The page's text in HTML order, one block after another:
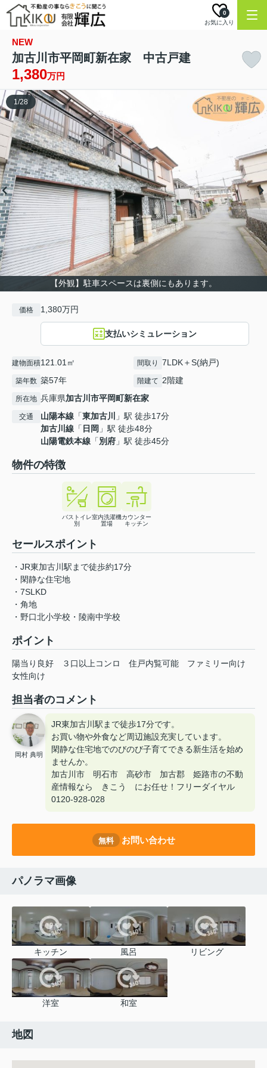
お気に入り
0
NEW
加古川市平岡町新在家 中古戸建
1,380万円
【外観】駐車スペースは裏側にもあります。
1/28
価格 1,380万円
支払いシミュレーション
建物面積121.01㎡ 間取り 7LDK＋S(納戸)
築年数 築57年 階建て 2階建
所在地 兵庫県加古川市平岡町新在家
交通 山陽本線 「東加古川
」駅 徒歩17分
加古川線 「 日岡 」駅 徒歩48分
山陽電鉄本線 「別府 」駅 徒歩45分
物件の特徴
バストイレ
別
室内洗濯機
置場
カウンター
キッチン
セールスポイント
・JR東加古川駅まで徒歩約17分
・閑静な住宅地
・7SLKD
・角地
・野口北小学校・陵南中学校
ポイント
陽当り良好 ３口以上コンロ 住戸内覧可能
ファミリー向け
女性向け
担当者のコメント
岡村 典明
JR東加古川駅まで徒歩17分です。
お買い物や外食など周辺施設充実しています。
閑静な住宅地でのびのび子育てできる新生活を始め
ませんか。
加古川市 明石市 高砂市 加古郡 姫路市の不動
産情報なら きこう にお任せ！フリーダイヤル
0120-928-028
無料 お問い合わせ
パノラマ画像
キッチン 風呂 リビング
洋室 和室
地図